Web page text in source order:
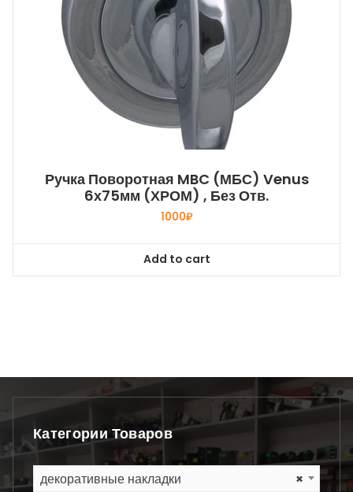
Ручка Поворотная MBC (МБС) Venus
6х75мм (ХРОМ) , Без Отв.
1000₽
Add to cart
Категории Товаров
×
декоративные накладки